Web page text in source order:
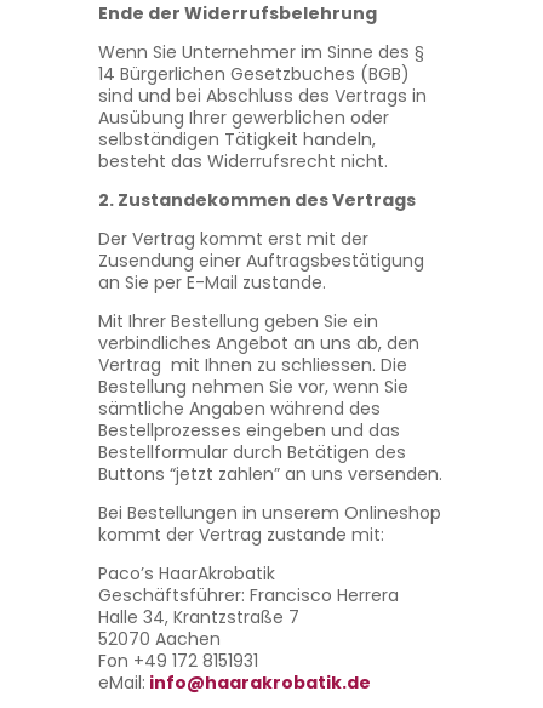
Ende der Widerrufsbelehrung
Wenn Sie Unternehmer im Sinne des §
14 Bürgerlichen Gesetzbuches (BGB)
sind und bei Abschluss des Vertrags in
Ausübung Ihrer gewerblichen oder
selbständigen Tätigkeit handeln,
besteht das Widerrufsrecht nicht.
2. Zustandekommen des Vertrags
Der Vertrag kommt erst mit der
Zusendung einer Auftragsbestätigung
an Sie per E-Mail zustande.
Mit Ihrer Bestellung geben Sie ein
verbindliches Angebot an uns ab, den
Vertrag mit Ihnen zu schliessen. Die
Bestellung nehmen Sie vor, wenn Sie
sämtliche Angaben während des
Bestellprozesses eingeben und das
Bestellformular durch Betätigen des
Buttons “jetzt zahlen” an uns versenden.
Bei Bestellungen in unserem Onlineshop
kommt der Vertrag zustande mit:
Paco’s HaarAkrobatik
Geschäftsführer: Francisco Herrera
Halle 34, Krantzstraße 7
52070 Aachen
Fon +49 172 8151931
eMail: info@haarakrobatik.de